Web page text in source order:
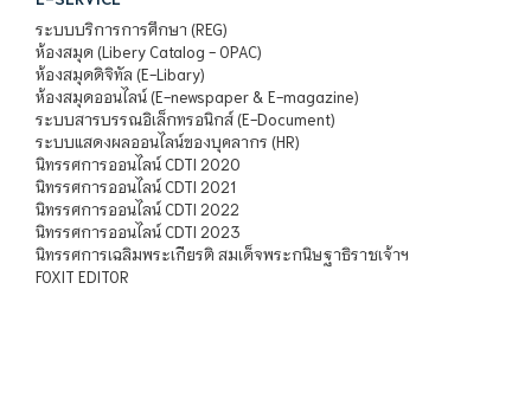
ระบบบริการการศึกษา (REG)
ห้องสมุด (Libery Catalog - OPAC)
ห้องสมุดดิจิทัล (E-Libary)
ห้องสมุดออนไลน์ (E-newspaper & E-magazine)
ระบบสารบรรณอิเล็กทรอนิกส์ (E-Document)
ระบบแสดงผลออนไลน์ของบุคลากร (HR)
นิทรรศการออนไลน์ CDTI 2020
นิทรรศการออนไลน์ CDTI 2021
นิทรรศการออนไลน์ CDTI 2022
นิทรรศการออนไลน์ CDTI 2023
นิทรรศการเฉลิมพระเกียรติ สมเด็จพระกนิษฐาธิราชเจ้าฯ
FOXIT EDITOR